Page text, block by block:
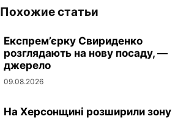
Похожие статьи
Експрем’єрку Свириденко
розглядають на нову посаду, —
джерело
09.08.2026
На Херсонщині розширили зону